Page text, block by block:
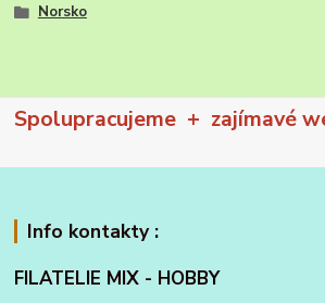
Norsko
Spolupracujeme +
Info kontakty :
FILATELIE MIX - HOBBY